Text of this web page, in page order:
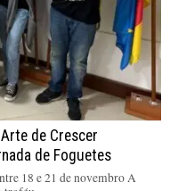
de Crescer
de Foguetes
18 e 21 de novembro A